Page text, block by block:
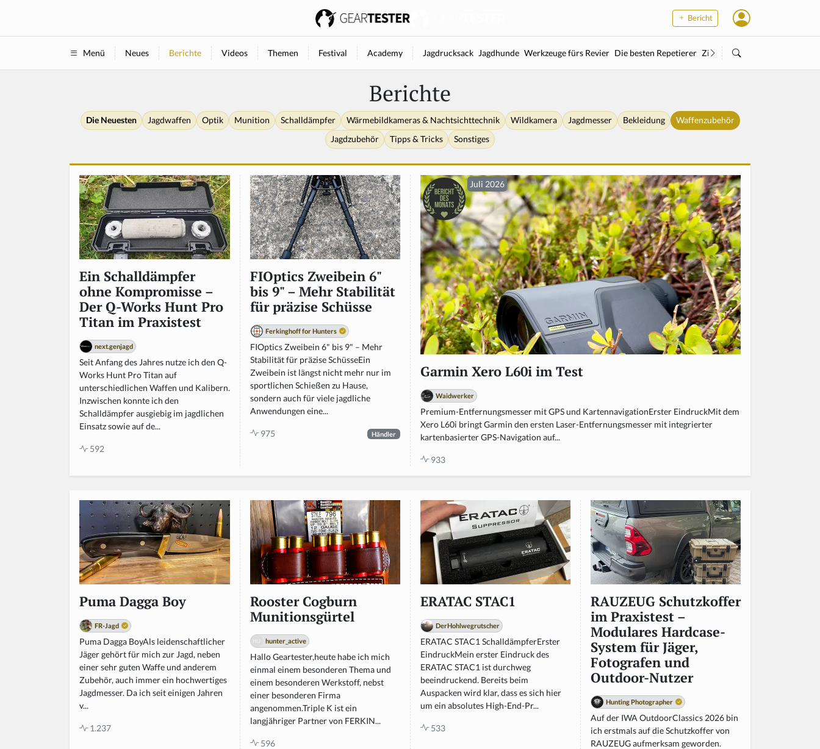
Bericht
Menü Neues Berichte Videos Themen Festival Academy Jagdrucksack Jagdhunde Werkzeuge fürs Revier Die besten Repetierer Zielstock
Berichte
Die Neuesten Jagdwaffen Optik Munition Schalldämpfer Wärmebildkameras & Nachtsichttechnik Wildkamera Jagdmesser Bekleidung
Waffenzubehör
Jagdzubehör
Tipps & Tricks Sonstiges
Ein Schalldämpfer
ohne Kompromisse –
Der Q-Works Hunt Pro
Titan im Praxistest
next.genjagd
Seit Anfang des Jahres nutze ich den Q-
Works Hunt Pro Titan auf
unterschiedlichen Waffen und Kalibern.
Inzwischen konnte ich den
Schalldämpfer ausgiebig im jagdlichen
Einsatz sowie auf de...
592
FIOptics Zweibein 6"
bis 9" – Mehr Stabilität
für präzise Schüsse
Ferkinghoff for Hunters
FIOptics Zweibein 6" bis 9" – Mehr
Stabilität für präzise SchüsseEin
Zweibein ist längst nicht mehr nur im
sportlichen Schießen zu Hause,
sondern auch für viele jagdliche
Anwendungen eine...
975 Händler
Juli 2026
Garmin Xero L60i im Test
Waidwerker
Premium-Entfernungsmesser mit GPS und KartennavigationErster EindruckMit dem
Xero L60i bringt Garmin den ersten Laser-Entfernungsmesser mit integrierter
kartenbasierter GPS-Navigation auf...
933
Puma Dagga Boy
FR-Jagd
Puma Dagga BoyAls leidenschaftlicher
Jäger gehört für mich zur Jagd, neben
einer sehr guten Waffe und anderem
Zubehör, auch immer ein hochwertiges
Jagdmesser. Da ich seit einigen Jahren
v...
1.237
Rooster Cogburn
Munitionsgürtel
hunter_active
Hallo Geartester,heute habe ich mich
einmal einem besonderen Thema und
einem besonderen Werkstoff, nebst
einer besonderen Firma
angenommen.Triple K ist ein
langjähriger Partner von FERKIN...
596
ERATAC STAC1
DerHohlwegrutscher
ERATAC STAC1 SchalldämpferErster
EindruckMein erster Eindruck des
ERATAC STAC1 ist durchweg
beeindruckend. Bereits beim
Auspacken wird klar, dass es sich hier
um ein absolutes High-End-Pr...
533
RAUZEUG Schutzkoffer
im Praxistest –
Modulares Hardcase-
System für Jäger,
Fotografen und
Outdoor-Nutzer
Hunting Photographer
Auf der IWA OutdoorClassics 2026 bin
ich erstmals auf die Schutzkoffer von
RAUZEUG aufmerksam geworden.